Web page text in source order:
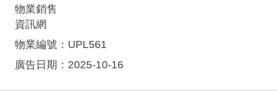
物業銷售
資訊網
物業編號 ： UPL561
廣告日期 ： 2025-10-16